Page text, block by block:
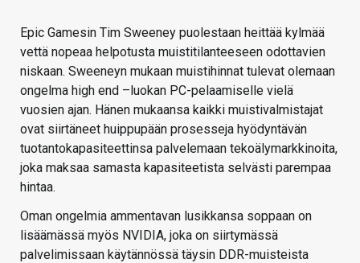
Epic Gamesin Tim Sweeney puolestaan heittää kylmää
vettä nopeaa helpotusta muistitilanteeseen odottavien
niskaan. Sweeneyn mukaan muistihinnat tulevat olemaan
ongelma high end –luokan PC-pelaamiselle vielä
vuosien ajan. Hänen mukaansa kaikki muistivalmistajat
ovat siirtäneet huippupään prosesseja hyödyntävän
tuotantokapasiteettinsa palvelemaan tekoälymarkkinoita,
joka maksaa samasta kapasiteetista selvästi parempaa
hintaa.
Oman ongelmia ammentavan lusikkansa soppaan on
lisäämässä myös NVIDIA, joka on siirtymässä
palvelimissaan käytännössä täysin DDR-muisteista